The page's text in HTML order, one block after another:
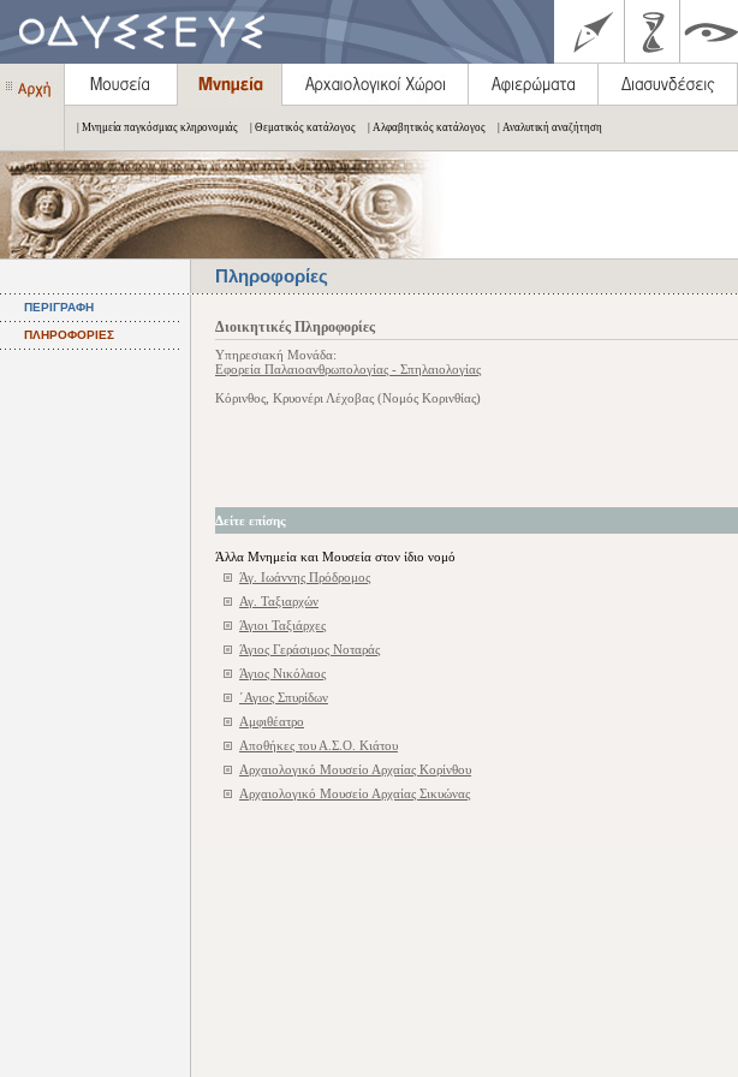
| Μνημεία παγκόσμιας κληρονομιάς | Θεματικός κατάλογος | Αλφαβητικός κατάλογος | Αναλυτική αναζήτηση
Πληροφορίες
ΠΕΡΙΓΡΑΦΗ
ΠΛΗΡΟΦΟΡΙΕΣ Διοικητικές Πληροφορίες
Υπηρεσιακή Μονάδα:
Εφορεία Παλαιοανθρωπολογίας - Σπηλαιολογίας
Κόρινθος, Κρυονέρι Λέχοβας (Νομός Κορινθίας)
Δείτε επίσης
Άλλα Μνημεία και Μουσεία στον ίδιο νομό
Άγ. Ιωάννης Πρόδρομος
Αγ. Ταξιαρχών
Άγιοι Ταξιάρχες
Άγιος Γεράσιμος Νοταράς
Άγιος Νικόλαος
΄Αγιος Σπυρίδων
Αμφιθέατρο
Αποθήκες του Α.Σ.Ο. Κιάτου
Αρχαιολογικό Μουσείο Αρχαίας Κορίνθου
Αρχαιολογικό Μουσείο Αρχαίας Σικυώνας